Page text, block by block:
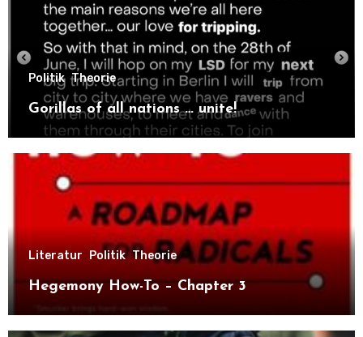
Politik Theorie
Gorillas of all nations … unite!
Literatur Politik Theorie
Hegemony How-To – Chapter 3